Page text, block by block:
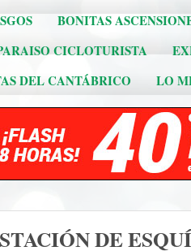
BONITAS
CICLOTURISTA
DEL CANTÁBRICO
LO
DE